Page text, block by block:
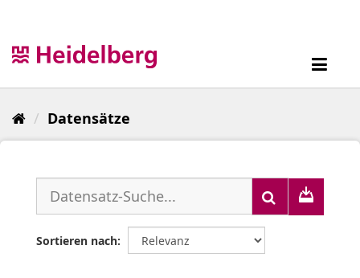
Datensätze
Sortieren nach